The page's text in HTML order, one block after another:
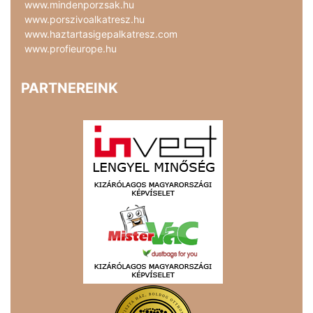
www.mindenporzsak.hu
www.porszivoalkatresz.hu
www.haztartasigepalkatresz.com
www.profieurope.hu
PARTNEREINK